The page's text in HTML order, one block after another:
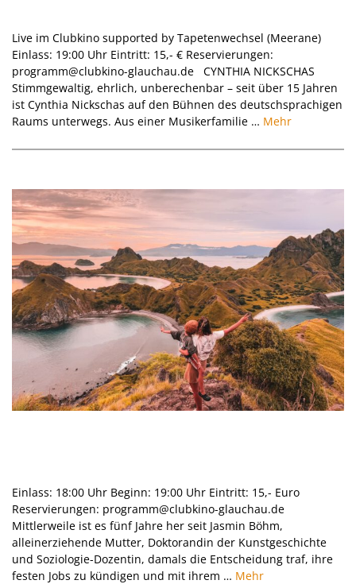
Live im Clubkino supported by Tapetenwechsel (Meerane)
Einlass: 19:00 Uhr Eintritt: 15,- € Reservierungen:
programm@clubkino-glauchau.de CYNTHIA NICKSCHAS
Stimmgewaltig, ehrlich, unberechenbar – seit über 15 Jahren
ist Cynthia Nickschas auf den Bühnen des deutschsprachigen
Raums unterwegs. Aus einer Musikerfamilie … Mehr
Einlass: 18:00 Uhr Beginn: 19:00 Uhr Eintritt: 15,- Euro
Reservierungen: programm@clubkino-glauchau.de
Mittlerweile ist es fünf Jahre her seit Jasmin Böhm,
alleinerziehende Mutter, Doktorandin der Kunstgeschichte
und Soziologie-Dozentin, damals die Entscheidung traf, ihre
festen Jobs zu kündigen und mit ihrem … Mehr